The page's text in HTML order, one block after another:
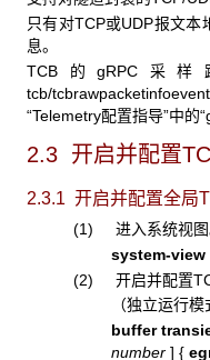
只有对TCP或UDP报文
息。
TCB的gRPC采样
tcb/
“Telemetry配置指导”中的
2.3 开启并配置
2.3.1 开启并配置全局
(1) 进入系统视图
system-view
(2) 开启并配置
（独立运行模
buffer
number] {